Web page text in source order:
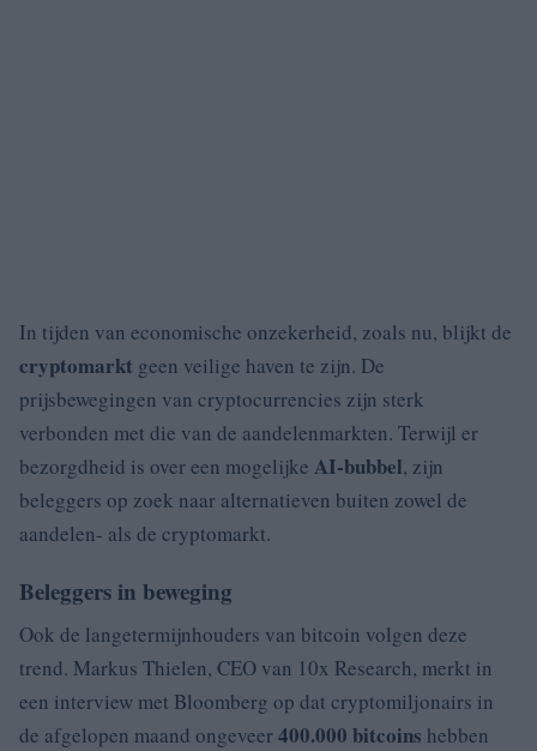
In tijden van economische onzekerheid, zoals nu, blijkt de
cryptomarkt geen veilige haven te zijn. De
prijsbewegingen van cryptocurrencies zijn sterk
verbonden met die van de aandelenmarkten. Terwijl er
bezorgdheid is over een mogelijke AI-bubbel, zijn
beleggers op zoek naar alternatieven buiten zowel de
aandelen- als de cryptomarkt.
Beleggers in beweging
Ook de langetermijnhouders van bitcoin volgen deze
trend. Markus Thielen, CEO van 10x Research, merkt in
een interview met Bloomberg op dat cryptomiljonairs in
de afgelopen maand ongeveer400.000 bitcoins hebben